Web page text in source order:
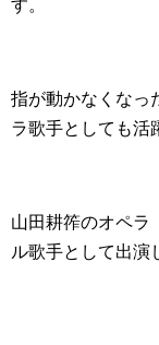
す。
指が動かなくなっ
ラ歌手としても活
山田耕筰のオペラ
ル歌手として出演